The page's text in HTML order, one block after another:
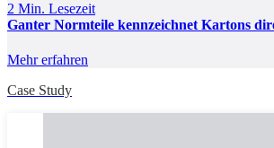
2 Min. Lesezeit
Ganter Normteile kennzeichnet Kartons
Mehr erfahren
Case Study